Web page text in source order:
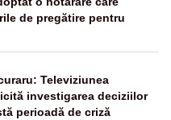
de pregătire pentru
Televiziunea
investigarea deciziilor
perioadă de criză